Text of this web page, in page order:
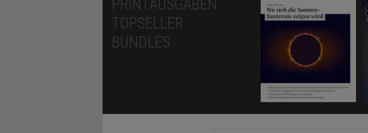
PRINTAUSGABEN
TOPSELLER
BUNDLES